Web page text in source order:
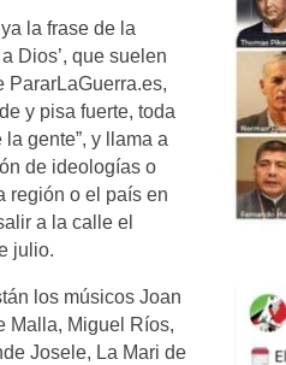
la frase de la
Dios’, que suelen
PararLaGuerra.es,
y pisa fuerte, toda
gente”, y llama a
de ideologías o
región o el país en
a la calle el
julio.
los músicos Joan
Malla, Miguel Ríos,
Josele, La Mari de